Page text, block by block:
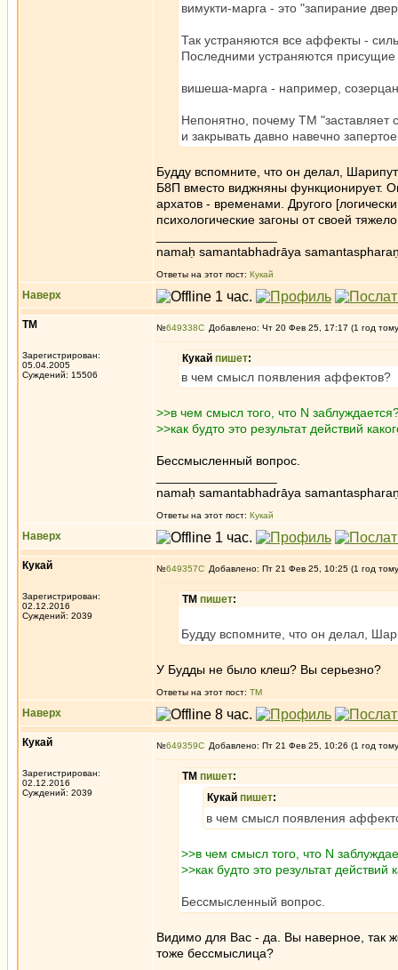
вимукти-марга - это "запирание
Так устраняются все аффекты -
Последними устраняются присущие
вишеша-марга - например,
Непонятно, почему ТМ "заставляет
и закрывать давно навечно
Будду вспомните, что он делал,
Б8П вместо виджняны функционирует.
архатов - временами. Другого
психологические загоны от своей
namaḥ samantabhadrāya
Ответы на этот пост: Кукай
Наверх
ТМ
Зарегистрирован:
05.04.2005
Суждений: 15506
№649338 Добавлено: Чт 20 Фев 25, 17:17 (1 год
Кукай пишет:
в чем смысл появления аффектов?
>>в чем смысл того, что N
>>как будто это результат действий
Бессмысленный вопрос.
namaḥ samantabhadrāya
Ответы на этот пост: Кукай
Наверх
Кукай
Зарегистрирован:
02.12.2016
Суждений: 2039
№649357 Добавлено: Пт 21 Фев 25, 10:25 (1 год
ТМ пишет:
Будду вспомните, что он делал,
У Будды не было клеш? Вы серьезно?
Ответы на этот пост: ТМ
Наверх
Кукай
Зарегистрирован:
02.12.2016
Суждений: 2039
№649359 Добавлено: Пт 21 Фев 25, 10:26 (1 год
ТМ пишет:
Кукай пишет:
в чем смысл появления
>>в чем смысл того, что N
>>как будто это результат
Бессмысленный вопрос.
Видимо для Вас - да. Вы наверное, так
тоже бессмыслица?